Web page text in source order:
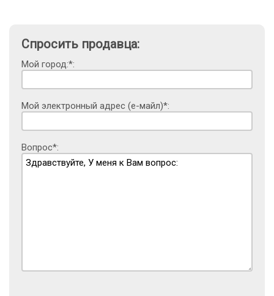
Спросить продавца:
Мой город:*:
Мой электронный адрес (е-майл)*:
Вопрос*: